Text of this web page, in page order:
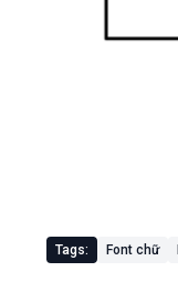
Tags: Font chữ